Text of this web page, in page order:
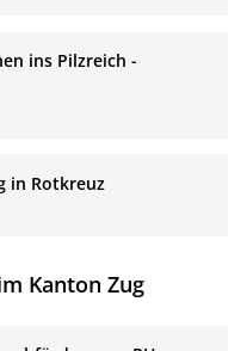
ins Pilzreich -
in Rotkreuz
Kanton Zug